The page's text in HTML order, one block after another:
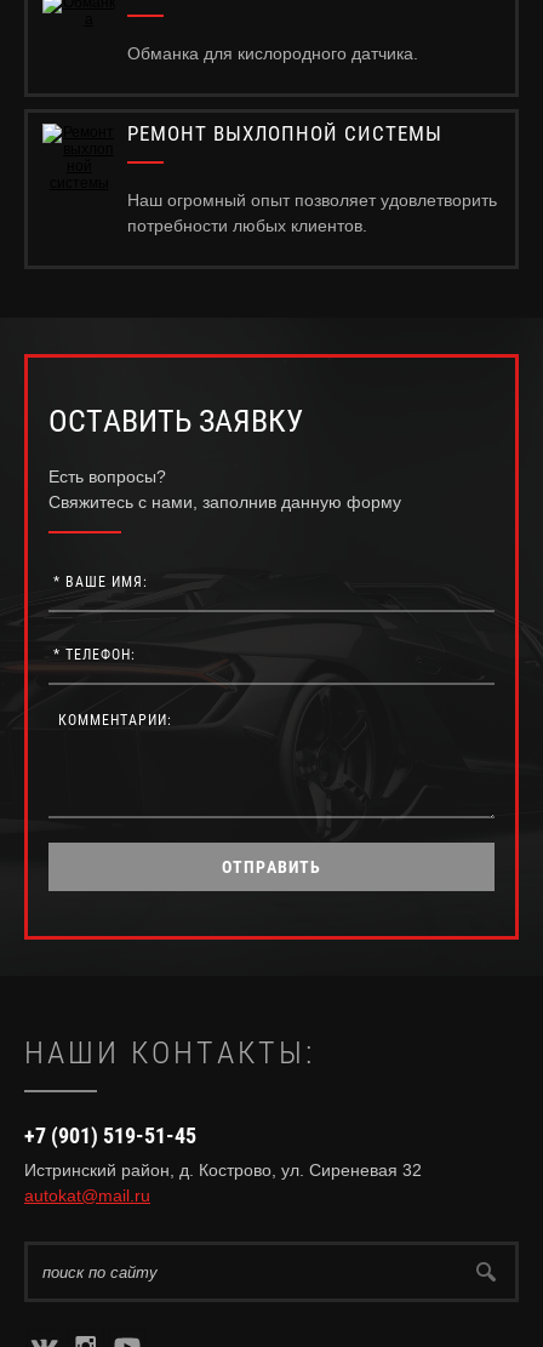
Обманка для кислородного датчика.
РЕМОНТ ВЫХЛОПНОЙ СИСТЕМЫ
Наш огромный опыт позволяет удовлетворить
потребности любых клиентов.
ОСТАВИТЬ ЗАЯВКУ
Есть вопросы?
Свяжитесь с нами, заполнив данную форму
ОТПРАВИТЬ
НАШИ КОНТАКТЫ:
+7 (901) 519-51-45
Истринский район, д. Кострово, ул. Сиреневая 32
autokat@mail.ru